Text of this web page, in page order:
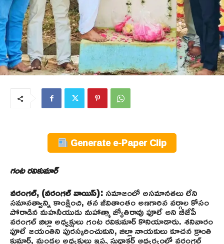
Generate e-Paper Clip
గంట రవికుమార్
వరంగల్, (వరంగల్ వాయిస్):సమాజంలో అసమానతలు లేని
సమానత్వాన్ని కాంక్షించి, తన జీవితాంతం అణగారిన వర్గాల కోసం
పోరాడిన మహనీయుడు మహాత్మా జ్యోతిరావు ఫూలే అని బీజేపీ
వరంగల్ జిల్లా అధ్యక్షులు గంట రవికుమార్ కొనియాడారు. శనివారం
ఫూలే జయంతిని పురస్కరించుకుని, జిల్లా నాయకులు కూచన క్రాంతి
కుమార్, మండల అధ్యక్షులు ఇప్ప సుధాకర్ ఆధ్వర్యంలో వరంగల్